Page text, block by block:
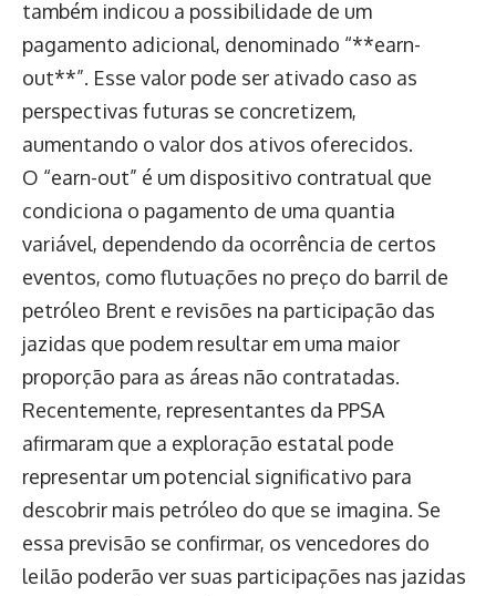
também indicou a possibilidade de um
pagamento adicional, denominado “**earn-
out**”. Esse valor pode ser ativado caso as
perspectivas futuras se concretizem,
aumentando o valor dos ativos oferecidos.
O “earn-out” é um dispositivo contratual que
condiciona o pagamento de uma quantia
variável, dependendo da ocorrência de certos
eventos, como flutuações no preço do barril de
petróleo Brent e revisões na participação das
jazidas que podem resultar em uma maior
proporção para as áreas não contratadas.
Recentemente, representantes da PPSA
afirmaram que a exploração estatal pode
representar um potencial significativo para
descobrir mais petróleo do que se imagina. Se
essa previsão se confirmar, os vencedores do
leilão poderão ver suas participações nas jazidas